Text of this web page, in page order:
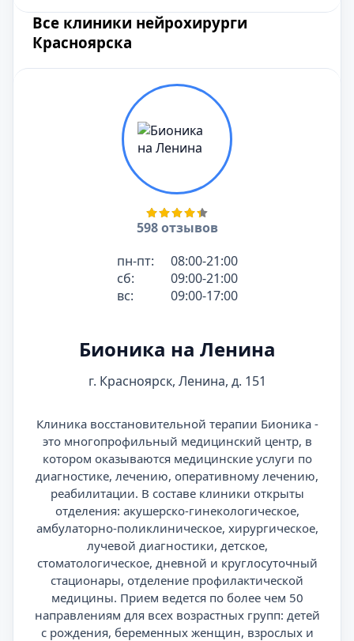
Все клиники нейрохирурги
Красноярска
598 отзывов
пн-пт:
08:00-21:00
сб:
09:00-21:00
вс:
09:00-17:00
Бионика на Ленина
г. Красноярск, Ленина, д. 151
Клиника восстановительной терапии Бионика -
это многопрофильный медицинский центр, в
котором оказываются медицинские услуги по
диагностике, лечению, оперативному лечению,
реабилитации. В составе клиники открыты
отделения: акушерско-гинекологическое,
амбулаторно-поликлиническое, хирургическое,
лучевой диагностики, детское,
стоматологическое, дневной и круглосуточный
стационары, отделение профилактической
медицины. Прием ведется по более чем 50
направлениям для всех возрастных групп: детей
с рождения, беременных женщин, взрослых и